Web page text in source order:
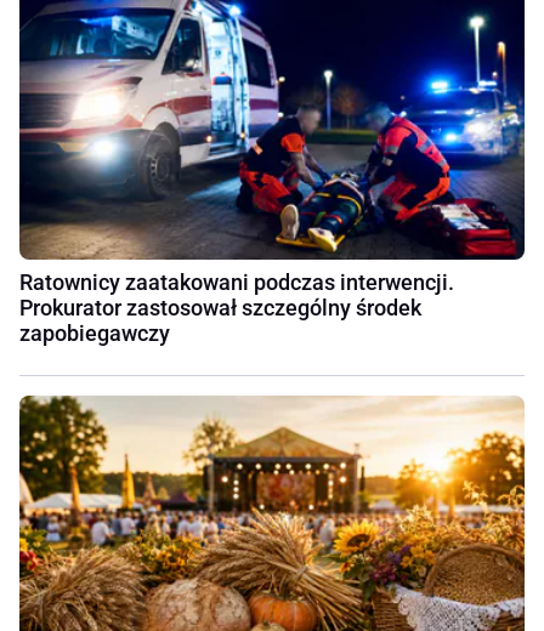
Ratownicy zaatakowani podczas interwencji.
Prokurator zastosował szczególny środek
zapobiegawczy